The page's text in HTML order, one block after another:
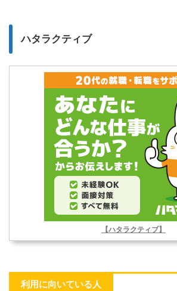
ハタラクティブ
【ハタラクティブ】
利用に向いている人